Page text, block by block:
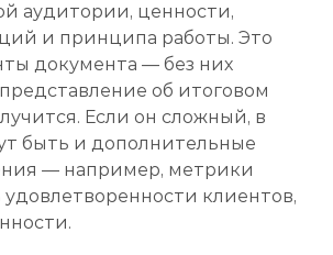
аудитории, ценности,
и принципа работы. Это
документа — без них
об итоговом
Если он сложный, в
быть и дополнительные
— например, метрики
удовлетворенности клиентов,